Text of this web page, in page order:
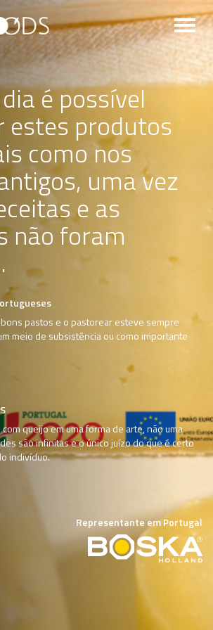
é possível
estes produtos
como nos
uma vez
e as
não foram
pastos e o pastorear esteve sempre
meio de subsistência ou como importante
queijo em uma forma de arte, não uma
são infinitas e o único juízo do que é certo
indivíduo.
Representante em Portugal